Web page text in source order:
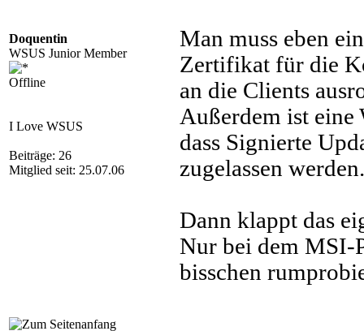
Doquentin
WSUS Junior Member
Offline
I Love WSUS
Beiträge: 26
Mitglied seit: 25.07.06
Man muss eben
Zertifikat für die
an die Clients
Außerdem ist
dass Signierte
zugelassen werden.
Dann klappt das
Nur bei dem MSI-
bisschen